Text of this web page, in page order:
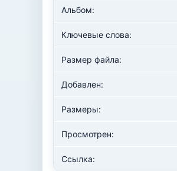
Альбом:
Ключевые слова:
Размер файла:
Добавлен:
Размеры:
Просмотрен:
Ссылка: